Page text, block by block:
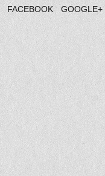
FACEBOOK GOOGLE+